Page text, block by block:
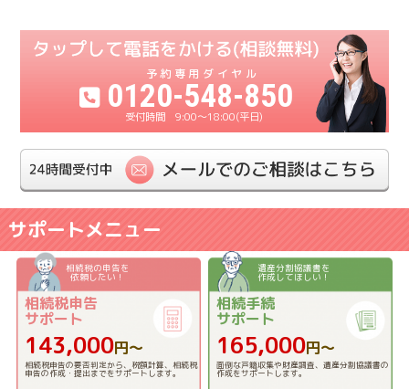
0120-548-850
9:00〜18:00(平日)
サポートメニュー
相続税の申告を
依頼したい！
相続税申告
サポート
143,000円〜
相続税申告の要否判定から、税額計算、相続税
申告の作成・提出までをサポートします。
遺産分割協議書を
作成してほしい！
相続手続
サポート
165,000円〜
面倒な戸籍収集や財産調査、遺産分割協議書の
作成をサポートします。